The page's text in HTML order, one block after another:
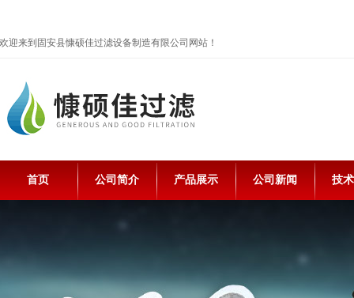
欢迎来到固安县慷硕佳过滤设备制造有限公司网站！
首页 公司简介 产品展示 公司新闻 技